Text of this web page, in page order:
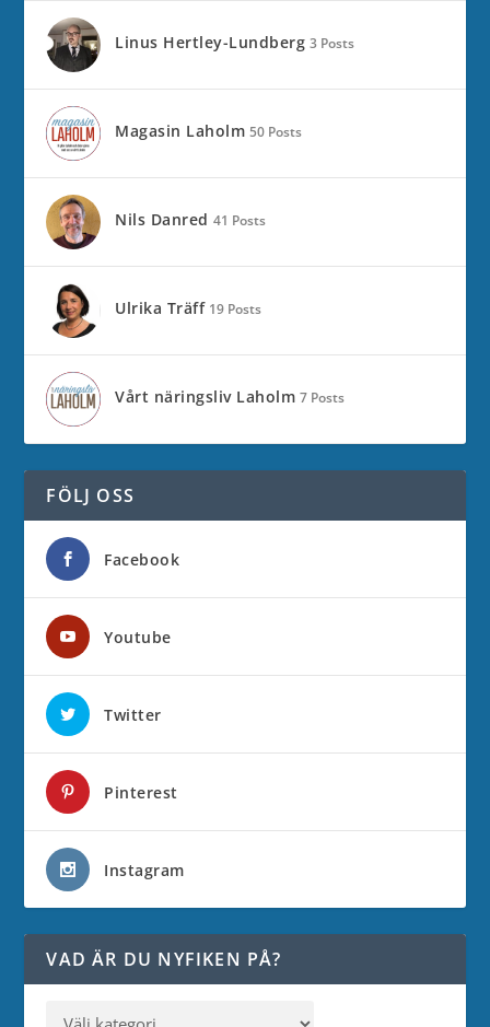
Linus Hertley-Lundberg 3 Posts
Magasin Laholm 50 Posts
Nils Danred 41 Posts
Ulrika Träff 19 Posts
Vårt näringsliv Laholm 7 Posts
FÖLJ OSS
Facebook
Youtube
Twitter
Pinterest
Instagram
VAD ÄR DU NYFIKEN PÅ?